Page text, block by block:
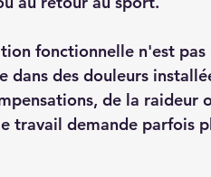
fonctionnelle n'est pas
des douleurs
de la raideur
travail demande parfois